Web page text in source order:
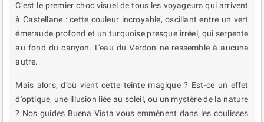
C’est le premier choc visuel de tous les voyageurs qui arrivent
à Castellane : cette couleur incroyable, oscillant entre un vert
émeraude profond et un turquoise presque irréel, qui serpente
au fond du canyon. L'eau du Verdon ne ressemble à aucune
autre.
Mais alors, d’où vient cette teinte magique ? Est-ce un effet
d'optique, une illusion liée au soleil, ou un mystère de la nature
? Nos guides Buena Vista vous emmènent dans les coulisses